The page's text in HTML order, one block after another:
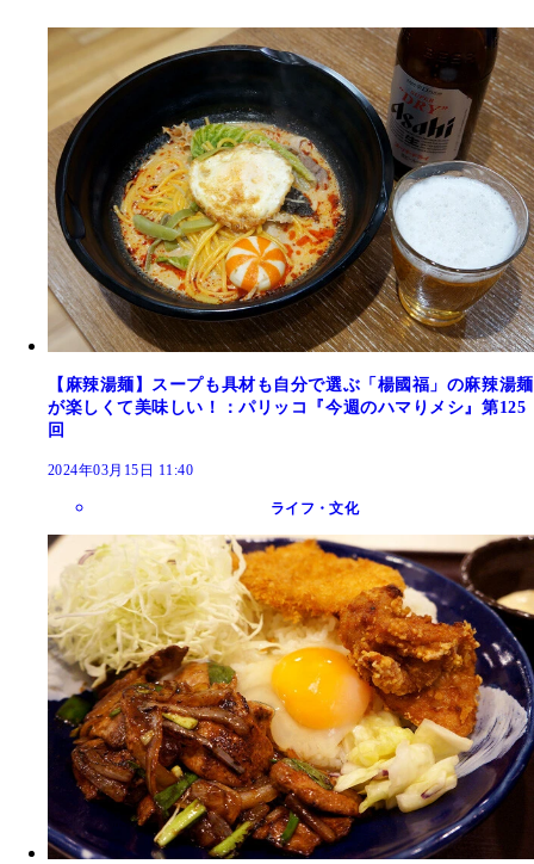
【麻辣湯麺】スープも具材も自分で選ぶ「楊國福」の麻辣湯麺
が楽しくて美味しい！：パリッコ『今週のハマりメシ』第125
回
2024年03月15日 11:40
ライフ・文化